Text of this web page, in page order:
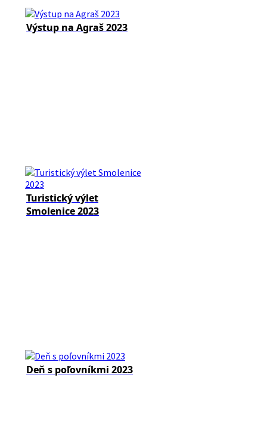
Výstup na Agraš 2023
Turistický výlet
Smolenice 2023
Deň s poľovníkmi 2023